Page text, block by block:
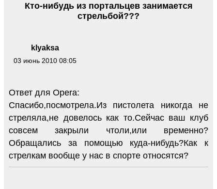
klyaksa
03 июнь 2010 08:05
Кто-нибудь из портальцев занимается
стрельбой???
Ответ для Opera:
Спасибо,посмотрела.Из пистолета никогда не
стреляла,не довелось как то.Сейчас ваш клуб
совсем закрыли чтоли,или временно?
Обращались за помощью куда-нибудь?Как к
стрелкам вообще у нас в спорте относятся?